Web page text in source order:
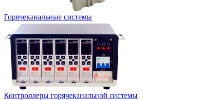
Горячеканальные системы
Контроллеры горячеканальной системы